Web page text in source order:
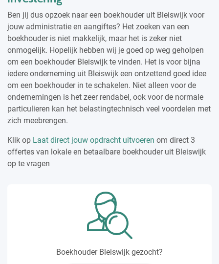
Ben jij dus opzoek naar een boekhouder uit Bleiswijk voor
jouw administratie en aangiftes? Het zoeken van een
boekhouder is niet makkelijk, maar het is zeker niet
onmogelijk. Hopelijk hebben wij je goed op weg geholpen
om een boekhouder Bleiswijk te vinden. Het is voor bijna
iedere onderneming uit Bleiswijk een ontzettend goed idee
om een boekhouder in te schakelen. Niet alleen voor de
ondernemingen is het zeer rendabel, ook voor de normale
particulieren kan het belastingtechnisch veel voordelen met
zich meebrengen.
Klik op Laat direct jouw opdracht uitvoeren om direct 3
offertes van lokale en betaalbare boekhouder uit Bleiswijk
op te vragen
Boekhouder Bleiswijk gezocht?